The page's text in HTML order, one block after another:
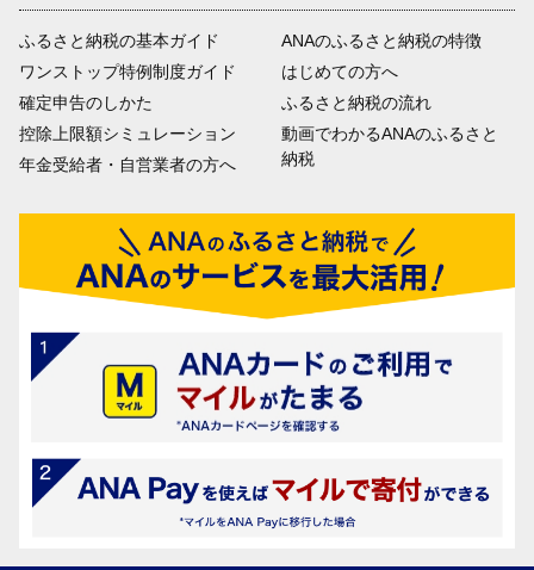
ふるさと納税の基本ガイド
ワンストップ特例制度ガイド
確定申告のしかた
控除上限額シミュレーション
年金受給者・自営業者の方へ
ANAのふるさと納税の特徴
はじめての方へ
ふるさと納税の流れ
動画でわかるANAのふるさと
納税